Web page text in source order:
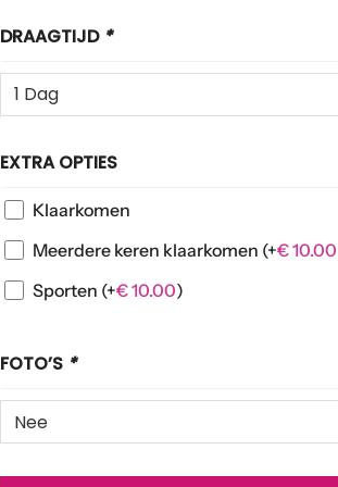
DRAAGTIJD *
EXTRA OPTIES
Klaarkomen
Meerdere keren klaarkomen (+€10.00
Sporten (+€10.00)
FOTO’S *